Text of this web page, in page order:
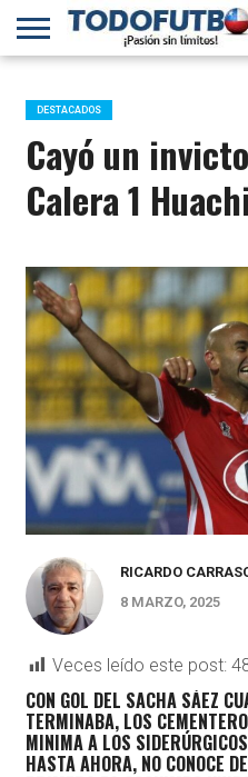
PRIMERA
B
SELECCIÓN
CHILENA
CHILENOS
EN EL
MUNDO
FÚTBOL
INTERNACIONAL
DESTACADOS
Cayó un
Calera 1
RICARDO
8 MARZO, 2025
Veces leído este post:
CON GOL DEL SACHA SÁEZ
TERMINABA, LOS
MINIMA A LOS
HASTA AHORA, NO CONOCE